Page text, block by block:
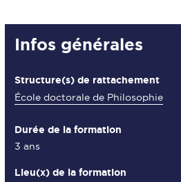
Détails
Infos générales
Structure(s) de rattachement
École doctorale de Philosophie
Durée de la formation
3 ans
Lieu(x) de la formation